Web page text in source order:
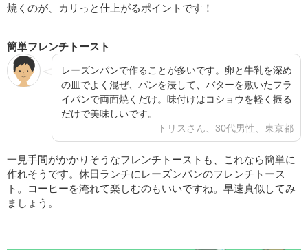
焼くのが、カリっと仕上がるポイントです！
簡単フレンチトースト
レーズンパンで作ることが多いです。卵と牛乳を深め
の皿でよく混ぜ、パンを浸して、バターを敷いたフラ
イパンで両面焼くだけ。味付けはコショウを軽く振る
だけで美味しいです。
トリスさん、30代男性、東京都
一見手間がかかりそうなフレンチトーストも、これなら簡単に
作れそうです。休日ランチにレーズンパンのフレンチトース
ト。コーヒーを淹れて楽しむのもいいですね。早速真似してみ
ましょう。